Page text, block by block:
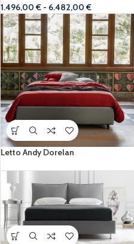
1.496,00€ - 6.482,00€
Letto Andy Dorelan